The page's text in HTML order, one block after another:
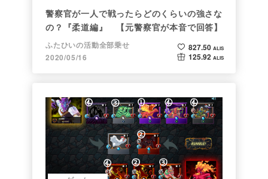
警察官が一人で戦ったらどのくらいの強さな
の？『柔道編』 【元警察官が本音で回答】
ふたひいの活動全部乗せ
2020/05/16
827.50 ALIS
125.92 ALIS